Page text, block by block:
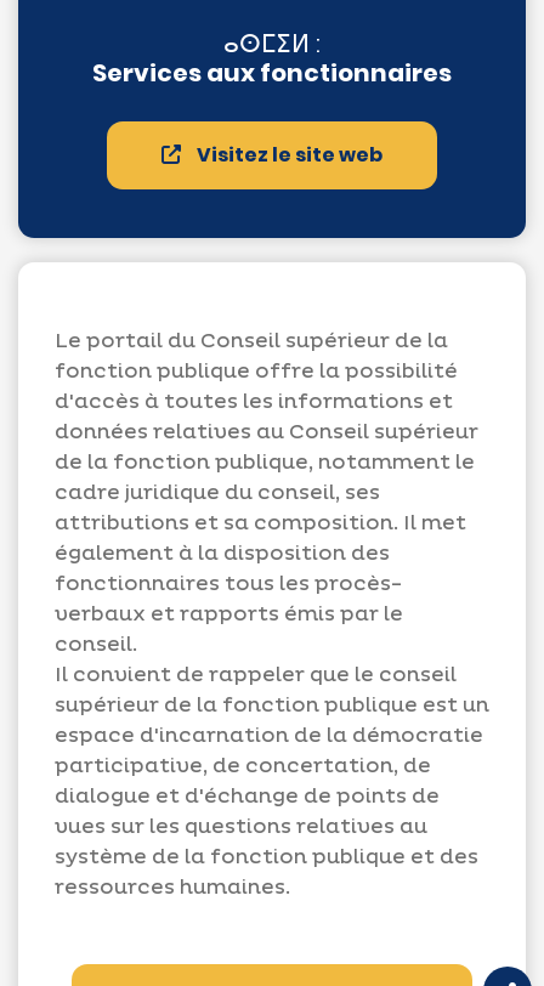
ⴰⵙⵎⵉⵍ :
Services aux fonctionnaires
Visitez le site web
Le portail du Conseil supérieur de la
fonction publique offre la possibilité
d'accès à toutes les informations et
données relatives au Conseil supérieur
de la fonction publique, notamment le
cadre juridique du conseil, ses
attributions et sa composition. Il met
également à la disposition des
fonctionnaires tous les procès-
verbaux et rapports émis par le
conseil.
Il convient de rappeler que le conseil
supérieur de la fonction publique est un
espace d'incarnation de la démocratie
participative, de concertation, de
dialogue et d'échange de points de
vues sur les questions relatives au
système de la fonction publique et des
ressources humaines.